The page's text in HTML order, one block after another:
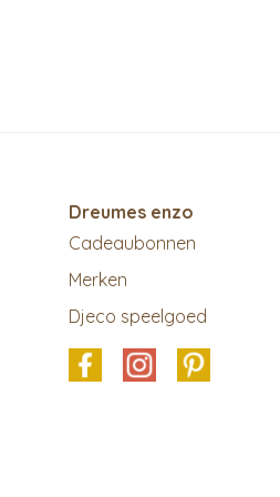
Dreumes enzo
Cadeaubonnen
Merken
Djeco speelgoed